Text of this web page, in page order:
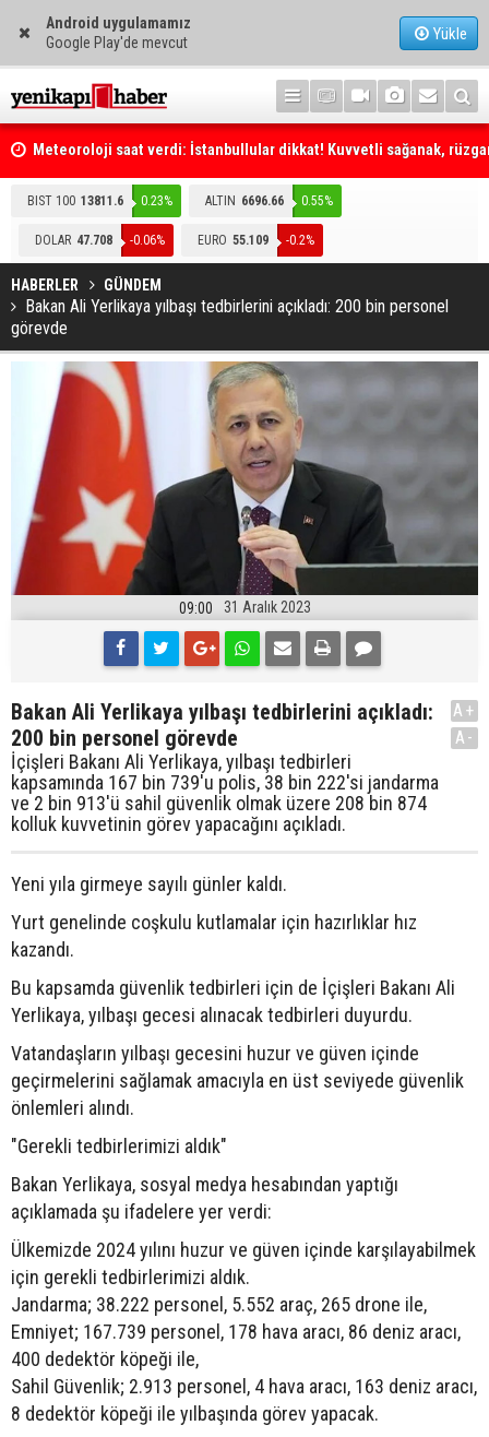
Android uygulamamız
Google Play'de mevcut
Yükle
Meteoroloji saat verdi: İstanbullular dikkat! Kuvvetli sağanak,
fırtına geliyor... Tedbirinizi alın
Emniyet Genel Müdürlüğüne (EGM) 6 bin 250 kadro ihdas edildi
BIST 100 13811.6 0.23% ALTIN 6696.66 0.55%
DOLAR 47.708 -0.06% EURO 55.109 -0.2%
HABERLER GÜNDEM
Bakan Ali Yerlikaya yılbaşı tedbirlerini açıkladı: 200 bin personel
görevde
09:00 31 Aralık 2023
Bakan Ali Yerlikaya yılbaşı tedbirlerini açıkladı:
200 bin personel görevde
İçişleri Bakanı Ali Yerlikaya, yılbaşı tedbirleri
kapsamında 167 bin 739'u polis, 38 bin 222'si jandarma
ve 2 bin 913'ü sahil güvenlik olmak üzere 208 bin 874
kolluk kuvvetinin görev yapacağını açıkladı.
A+
A-
Yeni yıla girmeye sayılı günler kaldı.
Yurt genelinde coşkulu kutlamalar için hazırlıklar hız
kazandı.
Bu kapsamda güvenlik tedbirleri için de İçişleri Bakanı Ali
Yerlikaya, yılbaşı gecesi alınacak tedbirleri duyurdu.
Vatandaşların yılbaşı gecesini huzur ve güven içinde
geçirmelerini sağlamak amacıyla en üst seviyede güvenlik
önlemleri alındı.
"Gerekli tedbirlerimizi aldık"
Bakan Yerlikaya, sosyal medya hesabından yaptığı
açıklamada şu ifadelere yer verdi:
Ülkemizde 2024 yılını huzur ve güven içinde karşılayabilmek
için gerekli tedbirlerimizi aldık.
Jandarma; 38.222 personel, 5.552 araç, 265 drone ile,
Emniyet; 167.739 personel, 178 hava aracı, 86 deniz aracı,
400 dedektör köpeği ile,
Sahil Güvenlik; 2.913 personel, 4 hava aracı, 163 deniz aracı,
8 dedektör köpeği ile yılbaşında görev yapacak.